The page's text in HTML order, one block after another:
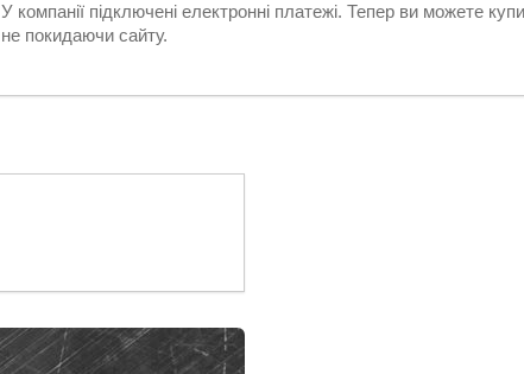
У компанії підключені електронні платежі. Тепер ви можете
не покидаючи сайту.